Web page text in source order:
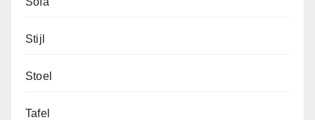
Stijl
Stoel
Tafel